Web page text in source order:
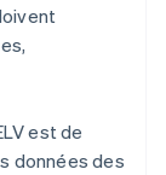
est de
données des